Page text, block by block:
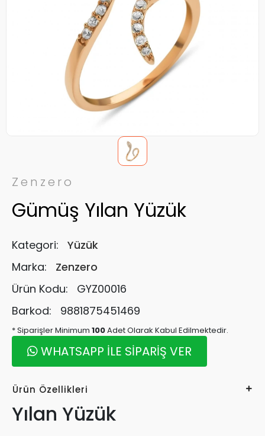
Zenzero
Gümüş Yılan Yüzük
Kategori:
Yüzük
Marka:
Zenzero
Ürün Kodu:
GYZ00016
Barkod:
9881875451469
* Siparişler Minimum 100Adet Olarak Kabul Edilmektedir.
WHATSAPP İLE SİPARİŞ VER
Ürün Özellikleri
Yılan Yüzük